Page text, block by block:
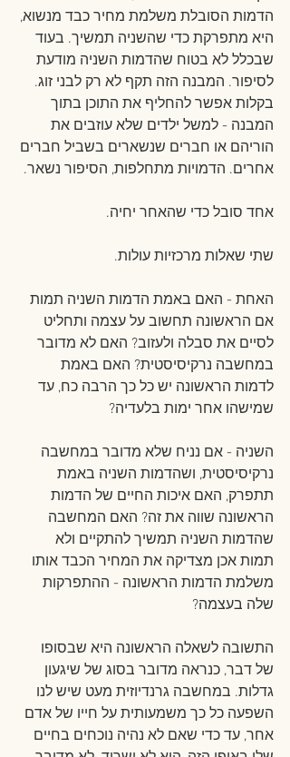
הדמות הסובלת משלמת מחיר כבד מנשוא,
היא מתפרקת כדי שהשניה תמשיך. בעוד
שבכלל לא בטוח שהדמות השניה מודעת
לסיפור. המבנה הזה תקף לא רק לבני זוג.
בקלות אפשר להחליף את התוכן בתוך
המבנה - למשל ילדים שלא עוזבים את
הוריהם או חברים שנשארים בשביל חברים
אחרים. הדמויות מתחלפות, הסיפור נשאר.
אחד סובל כדי שהאחר יחיה.
שתי שאלות מרכזיות עולות.
האחת - האם באמת הדמות השניה תמות
אם הראשונה תחשוב על עצמה ותחליט
לסיים את סבלה ולעזוב? האם לא מדובר
במחשבה נרקיסיסטית? האם באמת
לדמות הראשונה יש כל כך הרבה כח, עד
שמישהו אחר ימות בלעדיה?
השניה - אם נניח שלא מדובר במחשבה
נרקיסיסטית, ושהדמות השניה באמת
תתפרק, האם איכות החיים של הדמות
הראשונה שווה את זה? האם המחשבה
שהדמות השניה תמשיך להתקיים ולא
תמות אכן מצדיקה את המחיר הכבד אותו
משלמת הדמות הראשונה - ההתפרקות
שלה בעצמה?
התשובה לשאלה הראשונה היא שבסופו
של דבר, כנראה מדובר בסוג של שיגעון
גדלות. במחשבה גרנדיוזית מעט שיש לנו
השפעה כל כך משמעותית על חייו של אדם
אחר, עד כדי שאם לא נהיה נוכחים בחיים